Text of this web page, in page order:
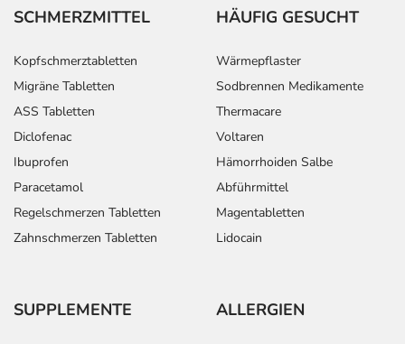
SCHMERZMITTEL
Kopfschmerztabletten
Migräne Tabletten
ASS Tabletten
Diclofenac
Ibuprofen
Paracetamol
Regelschmerzen Tabletten
Zahnschmerzen Tabletten
HÄUFIG GESUCHT
Wärmepflaster
Sodbrennen Medikamente
Thermacare
Voltaren
Hämorrhoiden Salbe
Abführmittel
Magentabletten
Lidocain
SUPPLEMENTE ALLERGIEN